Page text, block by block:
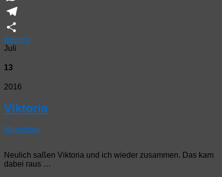
WhatsApp
Telegram
Teilen
weiter»
Juli
13
2016
Viktoria
Menschen
Neulich saßen Viktoria und ich wieder zusammen. Das kam
dabei raus …